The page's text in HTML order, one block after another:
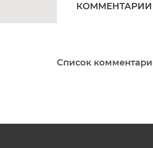
КОММЕНТАРИИ
Список